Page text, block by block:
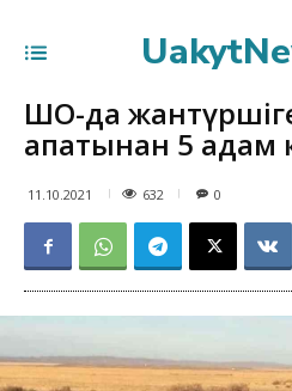
ШҚО-да
апатынан 5 адам
11.10.2021 632 0